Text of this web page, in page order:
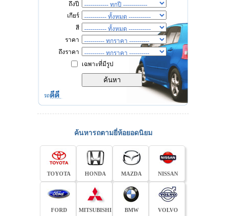
ถึงปี
เกียร์
สี
ราคา
ถึงราคา
เฉพาะที่มีรูป
ค้นหารถตามยี่ห้อยอดนิยม
TOYOTA HONDA MAZDA NISSAN
FORD MITSUBISHI BMW VOLVO